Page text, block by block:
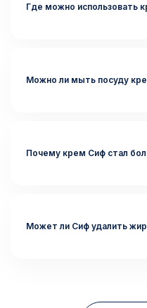
Где можно использовать
Можно ли мыть посуду
Почему крем Сиф стал
Может ли Сиф удалить